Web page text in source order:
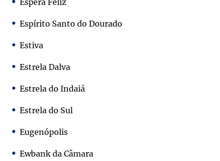
Espírito Santo do Dourado
Estiva
Estrela Dalva
Estrela do Indaiá
Estrela do Sul
Eugenópolis
Ewbank da Câmara